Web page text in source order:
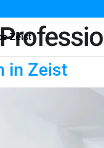
Zeist
in Zeist